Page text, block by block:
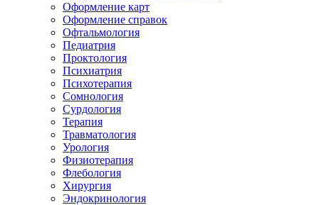
Оформление карт
Оформление справок
Офтальмология
Педиатрия
Проктология
Психиатрия
Психотерапия
Сомнология
Сурдология
Терапия
Травматология
Урология
Физиотерапия
Флебология
Хирургия
Эндокринология